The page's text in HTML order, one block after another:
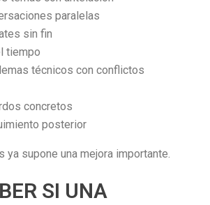
paralelas
sin fin
tiempo
técnicos con conflictos
concretos
posterior
ya supone una mejora importante.
SI UNA